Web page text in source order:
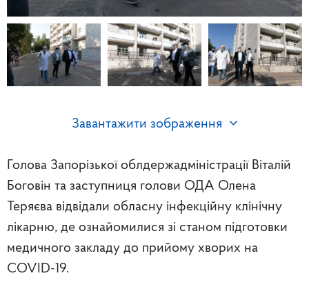
Завантажити зображення
Голова Запорізької облдержадміністрації Віталій
Боговін та заступниця голови ОДА Олена
Теряєва відвідали обласну інфекційну клінічну
лікарню, де ознайомилися зі станом підготовки
медичного закладу до прийому хворих на
COVID-19.